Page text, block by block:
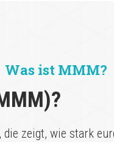
Was ist MMM?
zeigt, wie stark